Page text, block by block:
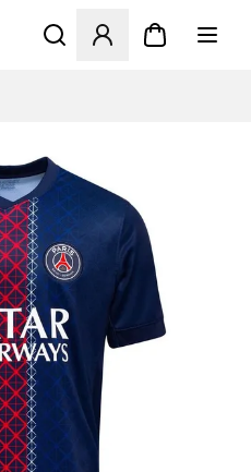
Öffnet ein neues Fenster